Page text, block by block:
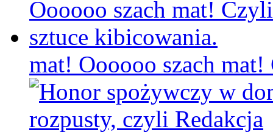
mat! Oooooo szach